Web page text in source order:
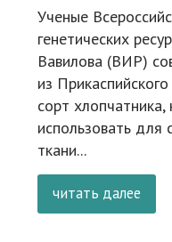
Ученые
генетических
Вавилова (ВИР)
из
сорт
использовать для
ткани...
читать далее